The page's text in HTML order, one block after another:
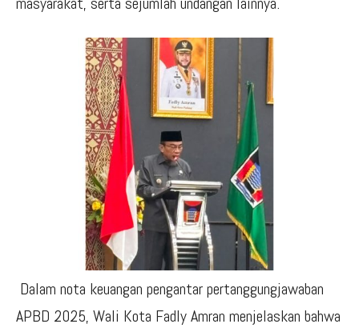
Dalam nota keuangan pengantar pertanggungjawaban
APBD 2025, Wali Kota Fadly Amran menjelaskan bahwa